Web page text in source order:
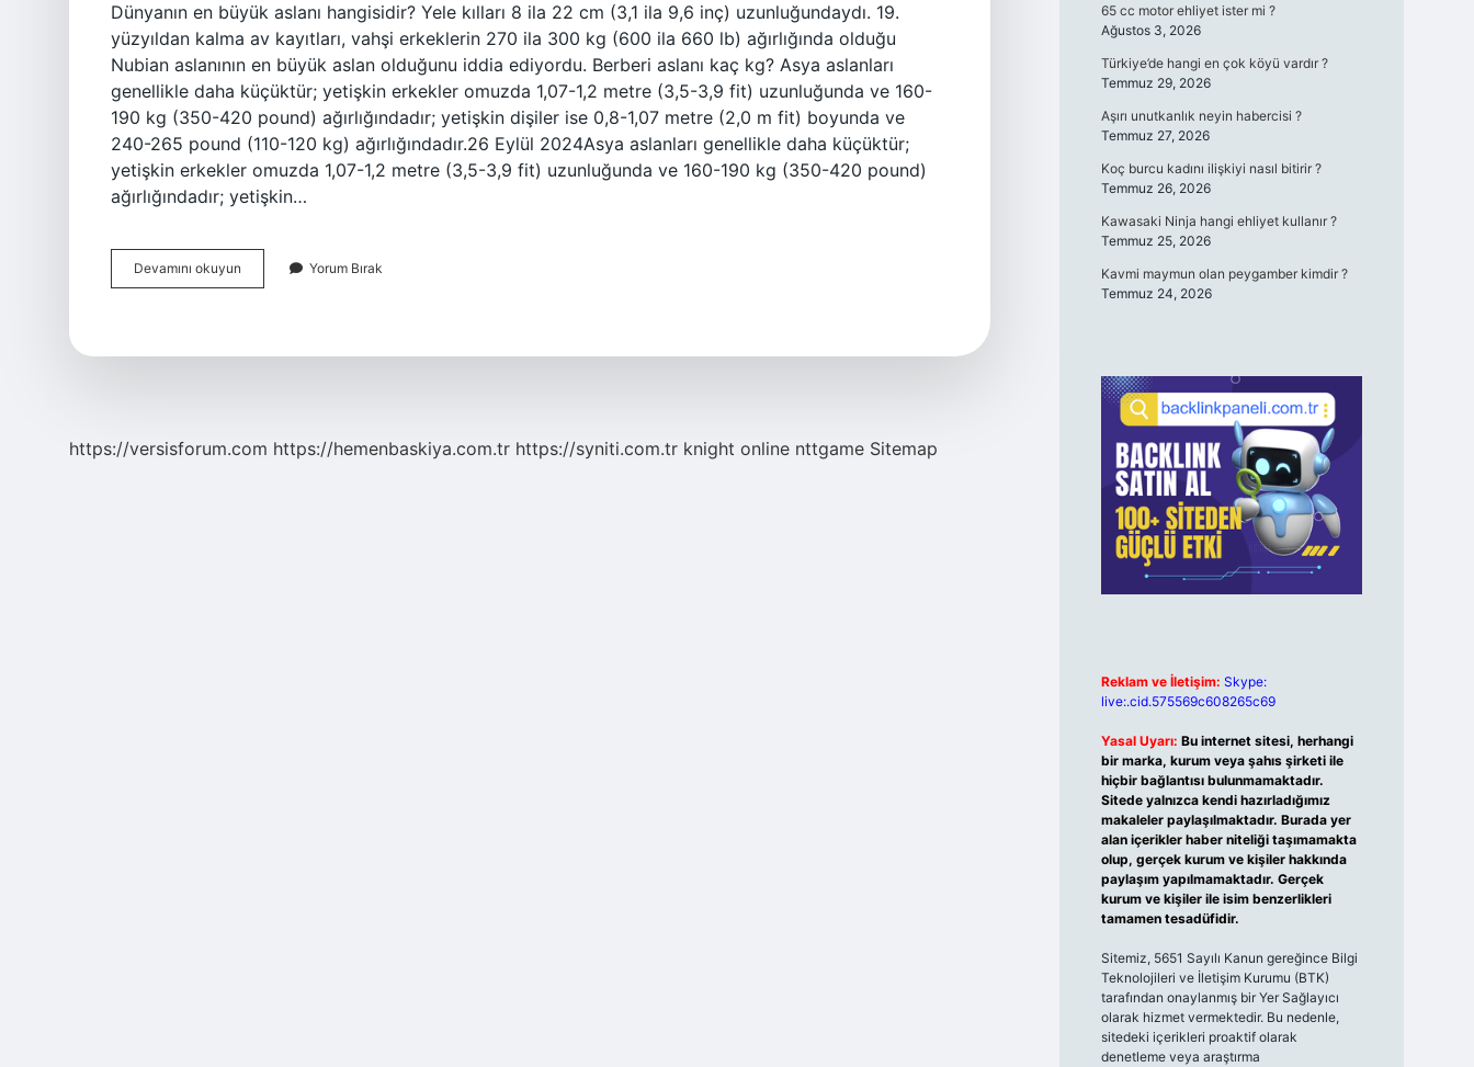
Dünyanın en büyük aslanı hangisidir? Yele kılları 8 ila 22 cm (3,1 ila 9,6 inç) uzunluğundaydı. 19.
yüzyıldan kalma av kayıtları, vahşi erkeklerin 270 ila 300 kg (600 ila 660 lb) ağırlığında olduğu
Nubian aslanının en büyük aslan olduğunu iddia ediyordu. Berberi aslanı kaç kg? Asya aslanları
genellikle daha küçüktür; yetişkin erkekler omuzda 1,07-1,2 metre (3,5-3,9 fit) uzunluğunda ve 160-
190 kg (350-420 pound) ağırlığındadır; yetişkin dişiler ise 0,8-1,07 metre (2,0 m fit) boyunda ve
240-265 pound (110-120 kg) ağırlığındadır.26 Eylül 2024Asya aslanları genellikle daha küçüktür;
yetişkin erkekler omuzda 1,07-1,2 metre (3,5-3,9 fit) uzunluğunda ve 160-190 kg (350-420 pound)
ağırlığındadır; yetişkin…
Devamını okuyun Dünyadaki
En
Yorum Bırak
https://versisforum.com https://hemenbaskiya.com.tr https://syniti.com.tr knight online nttgame Sitemap
65 cc motor ehliyet ister mi ?
Ağustos 3, 2026
Türkiye’de hangi en çok köyü vardır ?
Temmuz 29, 2026
Aşırı unutkanlık neyin habercisi ?
Temmuz 27, 2026
Koç burcu kadını ilişkiyi nasıl bitirir ?
Temmuz 26, 2026
Kawasaki Ninja hangi ehliyet kullanır ?
Temmuz 25, 2026
Kavmi maymun olan peygamber kimdir ?
Temmuz 24, 2026
Reklam ve İletişim: Skype:
live:.cid.575569c608265c69
Yasal Uyarı: Bu internet sitesi, herhangi
bir marka, kurum veya şahıs şirketi ile
hiçbir bağlantısı bulunmamaktadır.
Sitede yalnızca kendi hazırladığımız
makaleler paylaşılmaktadır. Burada yer
alan içerikler haber niteliği taşımamakta
olup, gerçek kurum ve kişiler hakkında
paylaşım yapılmamaktadır. Gerçek
kurum ve kişiler ile isim benzerlikleri
tamamen tesadüfidir.
Sitemiz, 5651 Sayılı Kanun gereğince Bilgi
Teknolojileri ve İletişim Kurumu (BTK)
tarafından onaylanmış bir Yer Sağlayıcı
olarak hizmet vermektedir. Bu nedenle,
sitedeki içerikleri proaktif olarak
denetleme veya araştırma